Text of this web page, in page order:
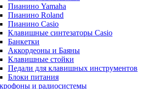
Пианино Yamaha
Пианино Roland
Пианино Casio
Клавишные синтезаторы Casio
Банкетки
Аккордеоны и Баяны
Клавишные стойки
Педали для клавишных инструментов
Блоки питания
и радиосистемы